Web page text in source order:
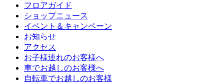
フロアガイド
ショップニュース
イベント＆キャンペーン
お知らせ
アクセス
お子様連れのお客様へ
車でお越しのお客様へ
自転車でお越しのお客様